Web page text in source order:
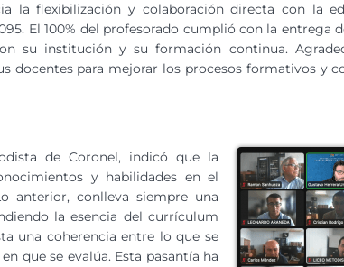
la flexibilización y colaboración directa con la
El 100% del profesorado cumplió con la entrega
su institución y su formación continua.
docentes para mejorar los procesos formativos y
de Coronel, indicó que la
y habilidades en el
anterior, conlleva siempre una
la esencia del currículum
una coherencia entre lo que se
que se evalúa. Esta pasantía ha